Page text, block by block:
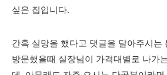
싶은 집입니다.
간혹 실망을 했다고 댓글을 달아주시는
방문했을때 실장님이 가격대별로 나가